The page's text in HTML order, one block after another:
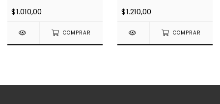
$1.010,00
COMPRAR
$1.210,00
COMPRAR